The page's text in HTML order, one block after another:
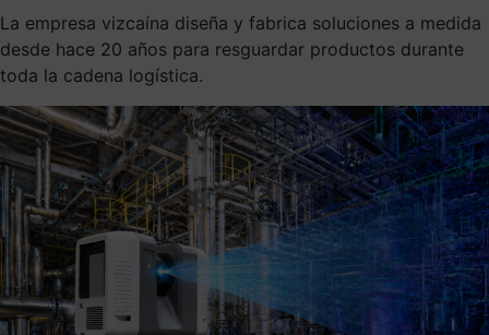
La empresa vizcaína diseña y fabrica soluciones a medida
desde hace 20 años para resguardar productos durante
toda la cadena logística.